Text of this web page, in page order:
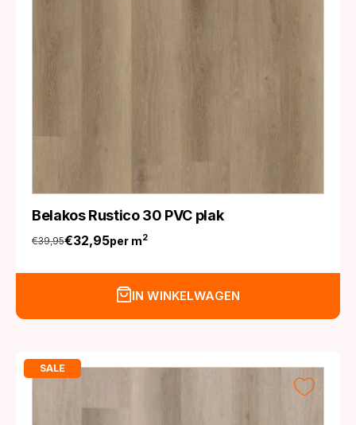
Belakos Rustico 30 PVC plak
€39,95
Oorspronkelijke
prijs
€32,95
Huidige
prijs
per m2
IN WINKELWAGEN
SALE